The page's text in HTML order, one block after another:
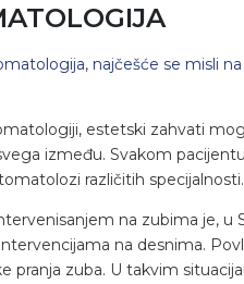
najčešće se misli
estetski zahvati
između. Svakom
različitih specijalnosti.
na zubima je,
na desnima.
pranja zuba. U takvim